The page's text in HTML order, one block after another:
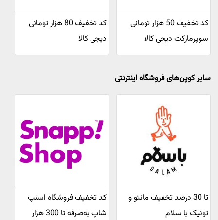
کد تخفیف 50 هزار تومانی
سوپرمارکت دیجی کالا
کد تخفیف 80 هزار تومانی
دیجی کالا
سایر کوپن‌های فروشگاه اینترنتی
تا 30 درصد تخفیف مانتو و
تونیک با سلام
کد تخفیف فروشگاه اسنپ
شاپ به‌صرفه تا 300 هزار